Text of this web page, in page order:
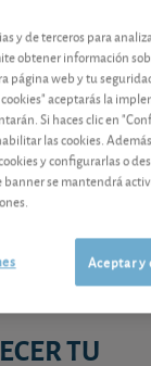
reservado a
dinero con
que cada
TU
y de terceros para
obtener información
página web y tu
aceptarás la
Si haces clic en
las cookies.
y configurarlas o
se mantendrá
Aceptar